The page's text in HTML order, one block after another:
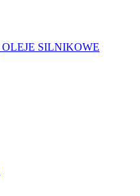
OLEJE SILNIKOWE